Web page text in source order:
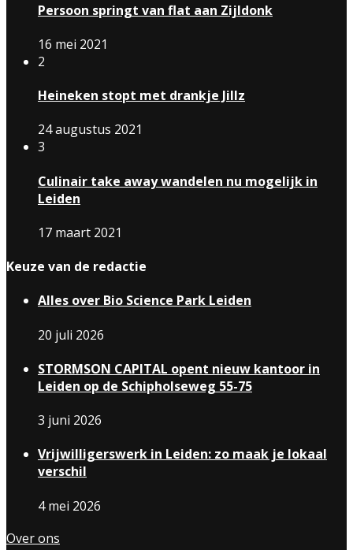
Persoon springt van flat aan Zijldonk
16 mei 2021
2
Heineken stopt met drankje Jillz
24 augustus 2021
3
Culinair take away wandelen nu mogelijk in
Leiden
17 maart 2021
Keuze van de redactie
Alles over Bio Science Park Leiden
20 juli 2026
STORMSON CAPITAL opent nieuw kantoor in
Leiden op de Schipholseweg 55-75
3 juni 2026
Vrijwilligerswerk in Leiden: zo maak je lokaal
verschil
4 mei 2026
Over ons